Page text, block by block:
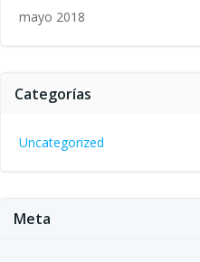
mayo 2018
Categorías
Uncategorized
Meta